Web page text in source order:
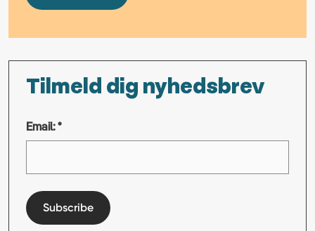
Tilmeld dig nyhedsbrev
Email: *
Subscribe